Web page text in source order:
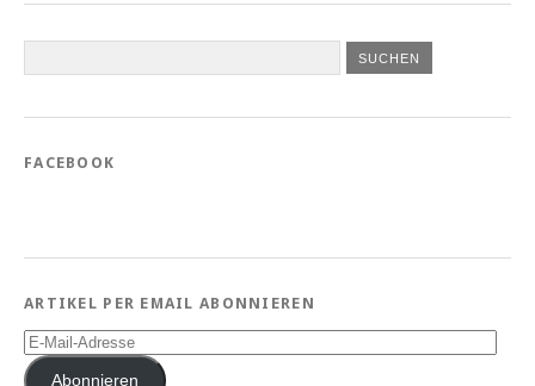
FACEBOOK
ARTIKEL PER EMAIL ABONNIEREN
E-
Mail-
AdresseAbonnieren